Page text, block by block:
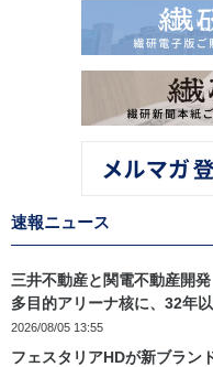
速報ニュース
三井不動産と関電不動産開
多目的アリーナ核に、32年
2026/08/05 13:55
フェスタリアHDが新ブラ